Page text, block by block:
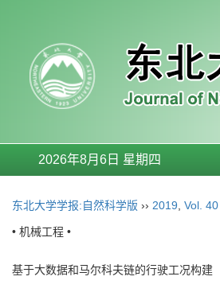
2026年8月6日 星期四
东北大学学报:自然科学版 ›› 2019 Vol. 40
• 机械工程 •
基于大数据和马尔科夫链的行驶工况构建